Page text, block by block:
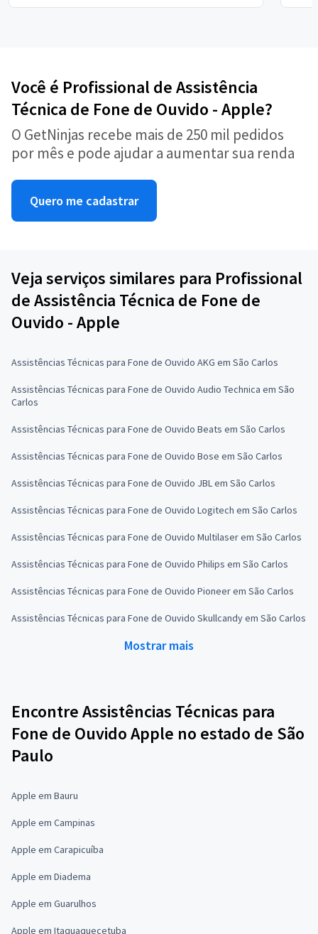
Você é Profissional de Assistência
Técnica de Fone de Ouvido - Apple?
O GetNinjas recebe mais de 250 mil pedidos
por mês e pode ajudar a aumentar sua renda
Quero me cadastrar
Veja serviços similares para Profissional
de Assistência Técnica de Fone de
Ouvido - Apple
Assistências Técnicas para Fone de Ouvido AKG em São Carlos
Assistências Técnicas para Fone de Ouvido Audio Technica em São
Carlos
Assistências Técnicas para Fone de Ouvido Beats em São Carlos
Assistências Técnicas para Fone de Ouvido Bose em São Carlos
Assistências Técnicas para Fone de Ouvido JBL em São Carlos
Assistências Técnicas para Fone de Ouvido Logitech em São Carlos
Assistências Técnicas para Fone de Ouvido Multilaser em São Carlos
Assistências Técnicas para Fone de Ouvido Philips em São Carlos
Assistências Técnicas para Fone de Ouvido Pioneer em São Carlos
Assistências Técnicas para Fone de Ouvido Skullcandy em São Carlos
Mostrar mais
Encontre Assistências Técnicas para
Fone de Ouvido Apple no estado de São
Paulo
Apple em Bauru
Apple em Campinas
Apple em Carapicuíba
Apple em Diadema
Apple em Guarulhos
Apple em Itaquaquecetuba